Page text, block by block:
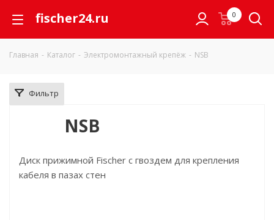
fischer24.ru 0
Главная - Каталог - Электромонтажный крепёж - NSB
Фильтр
NSB
Диск прижимной Fischer с гвоздем для крепления
кабеля в пазах стен